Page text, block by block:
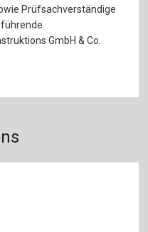
Prüfsachverständige
GmbH & Co.